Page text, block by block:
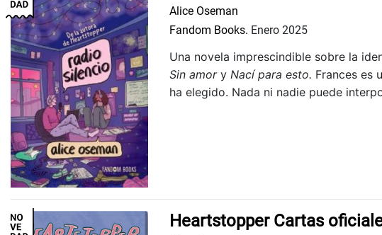
Alice Oseman
Fandom Books. Enero 2025
Una novela imprescindible sobre la
Sin amor y Nací para esto. Frances es
ha elegido. Nada ni nadie puede
Heartstopper Cartas